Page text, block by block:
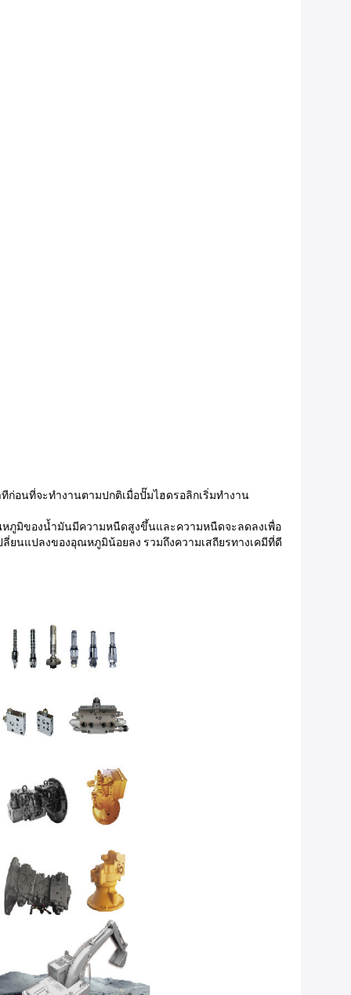
อนที่จะทำงานตามปกติเมื่อปั๊มไฮดรอลิกเริ่มทำงาน
ภูมิของน้ำมันมีความหนืดสูงขึ้นและความหนืดจะลดลงเพื่อ
นแปลงของอุณหภูมิน้อยลง รวมถึงความเสถียรทางเคมีที่ดี